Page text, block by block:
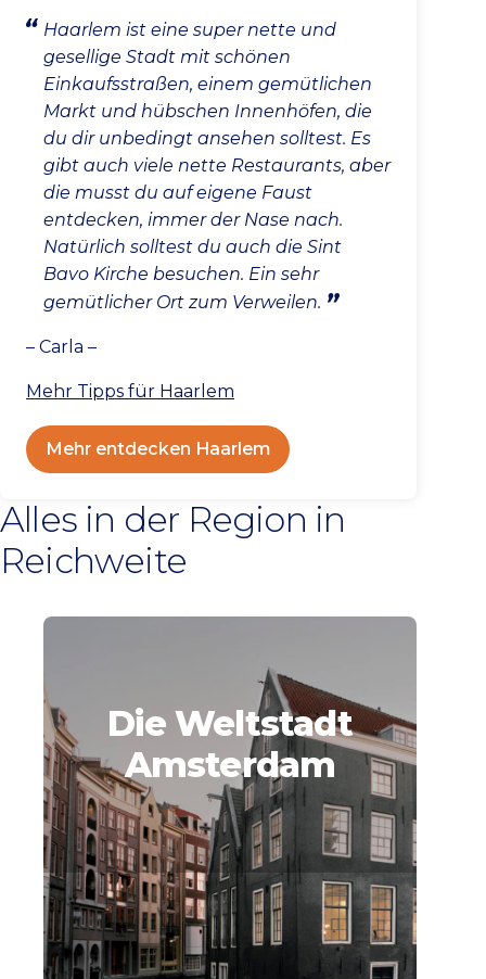
Haarlem ist eine super nette und
gesellige Stadt mit schönen
Einkaufsstraßen, einem gemütlichen
Markt und hübschen Innenhöfen, die
du dir unbedingt ansehen solltest. Es
gibt auch viele nette Restaurants, aber
die musst du auf eigene Faust
entdecken, immer der Nase nach.
Natürlich solltest du auch die Sint
Bavo Kirche besuchen. Ein sehr
gemütlicher Ort zum Verweilen.
– Carla –
Mehr Tipps für Haarlem
Mehr entdecken Haarlem
Alles in der Region in
Reichweite
Die Weltstadt
Amsterdam